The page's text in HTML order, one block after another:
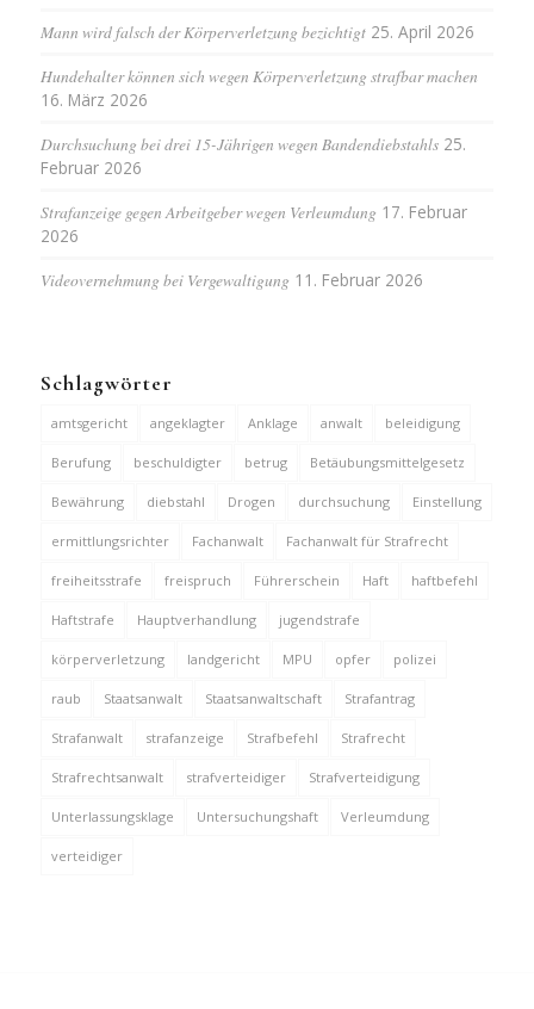
Mann wird falsch der Körperverletzung bezichtigt 25. April 2026
Hundehalter können sich wegen Körperverletzung strafbar machen
16. März 2026
Durchsuchung bei drei 15-Jährigen wegen Bandendiebstahls 25.
Februar 2026
Strafanzeige gegen Arbeitgeber wegen Verleumdung 17. Februar
2026
Videovernehmung bei Vergewaltigung 11. Februar 2026
Schlagwörter
amtsgericht angeklagter Anklage anwalt beleidigung
Berufung beschuldigter betrug Betäubungsmittelgesetz
Bewährung diebstahl Drogen durchsuchung Einstellung
ermittlungsrichter Fachanwalt Fachanwalt für Strafrecht
freiheitsstrafe freispruch Führerschein Haft haftbefehl
Haftstrafe Hauptverhandlung jugendstrafe
körperverletzung landgericht MPU opfer polizei
raub Staatsanwalt Staatsanwaltschaft Strafantrag
Strafanwalt strafanzeige Strafbefehl Strafrecht
Strafrechtsanwalt strafverteidiger Strafverteidigung
Unterlassungsklage Untersuchungshaft Verleumdung
verteidiger